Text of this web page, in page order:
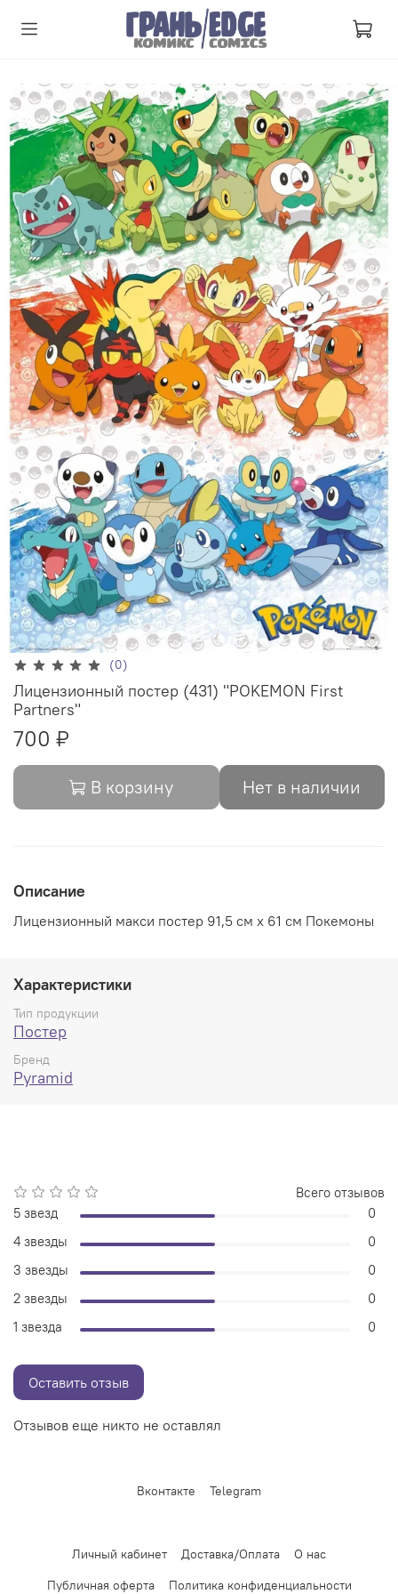
(0)
Лицензионный постер (431) "POKEMON First
Partners"
700 ₽
В корзину Нет в наличии
Описание
Лицензионный макси постер 91,5 см х 61 см Покемоны
Характеристики
Тип продукции
Постер
Бренд
Pyramid
Отзывов еще никто не оставлял
Всего отзывов
5 звезд
0
4 звезды
0
3 звезды
0
2 звезды
0
1 звезда
0
Оставить отзыв
Вконтакте Telegram
Личный кабинет Доставка/Оплата
О нас
Публичная оферта
Политика конфиденциальности